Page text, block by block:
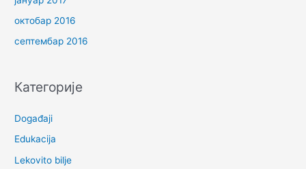
октобар 2016
септембар 2016
Категорије
Događaji
Edukacija
Lekovito bilje